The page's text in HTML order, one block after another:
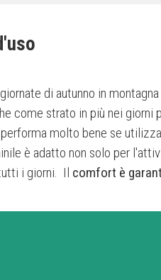
di autunno in
i giorni. Il comfort è